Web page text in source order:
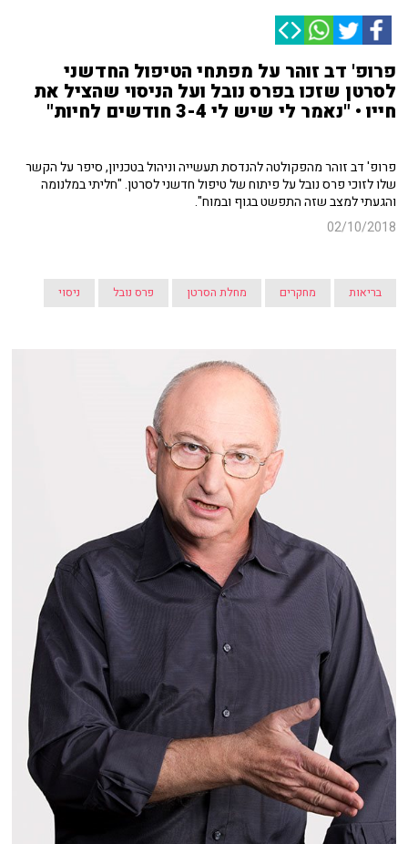
פרופ' דב זוהר על מפתחי הטיפול החדשני
לסרטן שזכו בפרס נובל ועל הניסוי שהציל את
חייו • "נאמר לי שיש לי 3-4 חודשים לחיות"
פרופ' דב זוהר מהפקולטה להנדסת תעשייה וניהול בטכניון, סיפר על הקשר
שלו לזוכי פרס נובל על פיתוח של טיפול חדשני לסרטן. "חליתי במלנומה
והגעתי למצב שזה התפשט בגוף ובמוח".
02/10/2018
בריאות מחקרים מחלת הסרטן פרס נובל ניסוי